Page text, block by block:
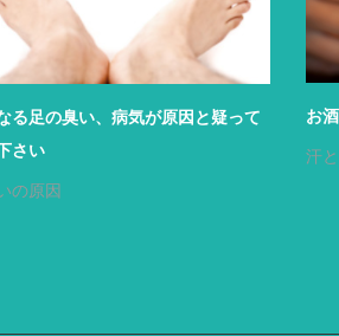
る足の臭い、病気が原因と疑って
さい
の原因
お
汗